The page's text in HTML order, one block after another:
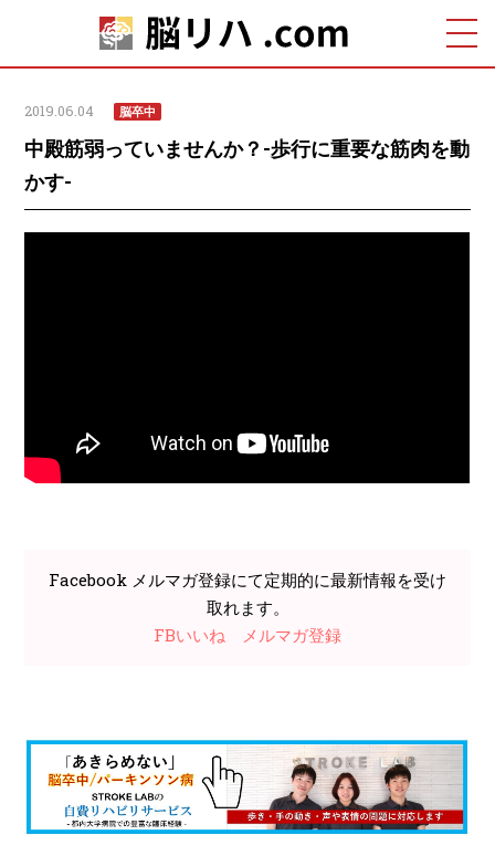
2019.06.04 脳卒中
中殿筋弱っていませんか？-歩行に重要な筋肉を動
かす-
Facebook メルマガ登録にて定期的に最新情報を受け
取れます。
FBいいね
メルマガ登録